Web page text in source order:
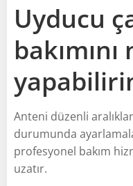
Uyducu
bakımını
Anteni düzenli
durumunda
profesyonel bakım
uzatır.